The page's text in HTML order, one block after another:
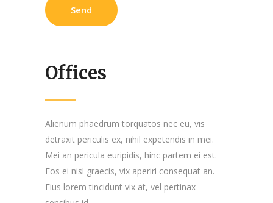
Offices
Alienum phaedrum torquatos nec eu, vis
detraxit periculis ex, nihil expetendis in mei.
Mei an pericula euripidis, hinc partem ei est.
Eos ei nisl graecis, vix aperiri consequat an.
Eius lorem tincidunt vix at, vel pertinax